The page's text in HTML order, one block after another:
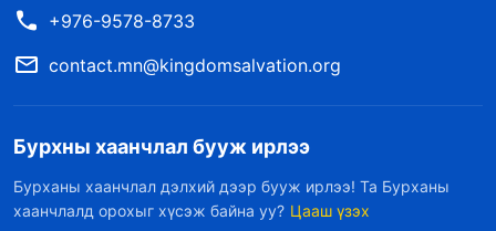
+976-9578-8733
contact.mn@kingdomsalvation.org
Бурхны хаанчлал бууж ирлээ
Бурханы хаанчлал дэлхий дээр бууж ирлээ! Та Бурханы
хаанчлалд орохыг хүсэж байна уу? Цааш үзэх